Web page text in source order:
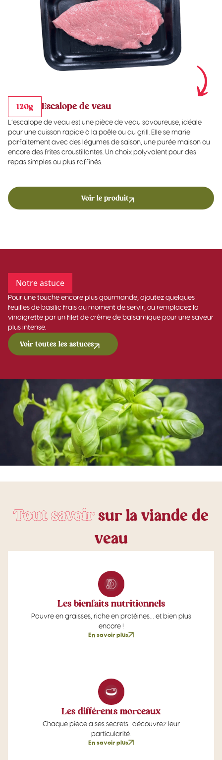
Escalope de veau
120g
L’escalope de veau est une pièce de veau savoureuse, idéale
pour une cuisson rapide à la poêle ou au grill. Elle se marie
parfaitement avec des légumes de saison, une purée maison ou
encore des frites croustillantes. Un choix polyvalent pour des
repas simples ou plus raffinés.
Voir le produit
Notre astuce
Pour une touche encore plus gourmande, ajoutez quelques
feuilles de basilic frais au moment de servir, ou remplacez la
vinaigrette par un filet de crème de balsamique pour une saveur
plus intense.
Voir toutes les astuces
Toutsavoirsurlaviandede
veau
Les bienfaits nutritionnels
Pauvre en graisses, riche en protéines… et bien plus
encore !
En savoir plus
Les différents morceaux
Chaque pièce a ses secrets : découvrez leur
particularité.
En savoir plus